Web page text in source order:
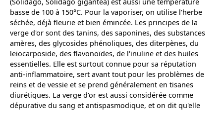
(Solidago, Solidago gigantea) est aussi une température
basse de 100 à 150°C. Pour la vaporiser, on utilise l'herbe
séchée, déjà fleurie et bien émincée. Les principes de la
verge d'or sont des tanins, des saponines, des substances
amères, des glycosides phénoliques, des diterpènes, du
leiocarposide, des flavonoïdes, de l'inuline et des huiles
essentielles. Elle est surtout connue pour sa réputation
anti-inflammatoire, sert avant tout pour les problèmes de
reins et de vessie et se prend généralement en tisanes
diurétiques. La verge d'or est aussi considérée comme
dépurative du sang et antispasmodique, et on dit qu'elle